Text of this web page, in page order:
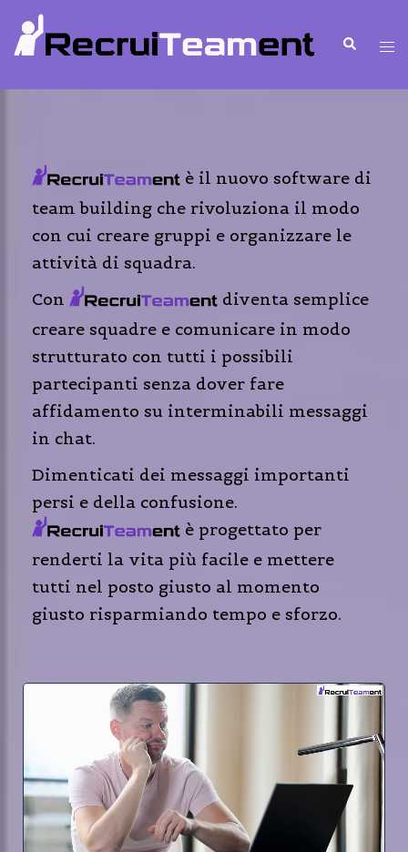
è il nuovo software di
team building che rivoluziona il modo
con cui creare gruppi e organizzare le
attività di squadra.
Con
diventa semplice
creare squadre e comunicare in modo
strutturato con tutti i possibili
partecipanti senza dover fare
affidamento su interminabili messaggi
in chat.
Dimenticati dei messaggi importanti
persi e della confusione.
è progettato per
renderti la vita più facile e mettere
tutti nel posto giusto al momento
giusto risparmiando tempo e sforzo.